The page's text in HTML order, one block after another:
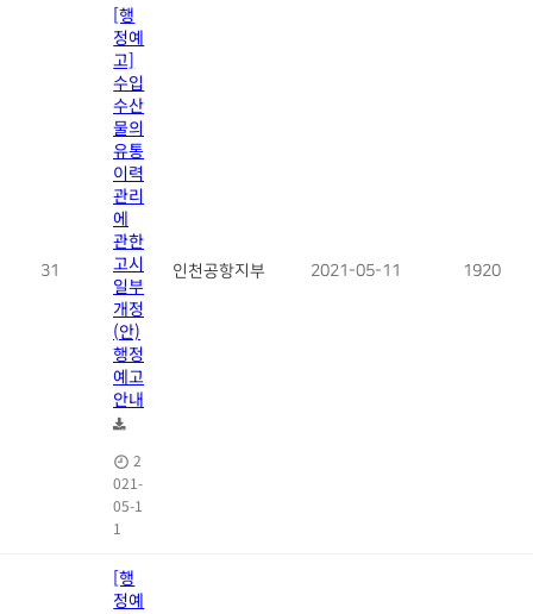
31
[행
정예
고]
수입
수산
물의
유통
이력
관리
에
관한
고시
일부
개정
(안)
행정
예고
안내
2
021-
05-1
1
인천공항지부 2021-05-11 1920
[행
정예